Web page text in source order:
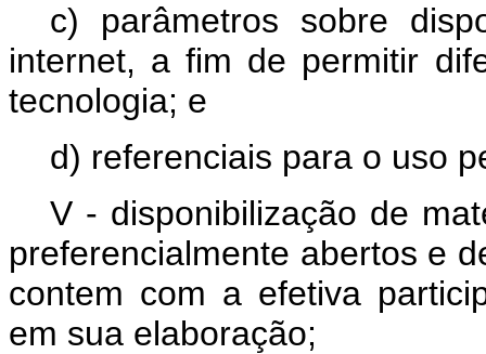
c) parâmetros sobre
internet, a fim de permitir
tecnologia; e
d) referenciais para o uso
V - disponibilização de
preferencialmente abertos e
contem com a efetiva
em sua elaboração;